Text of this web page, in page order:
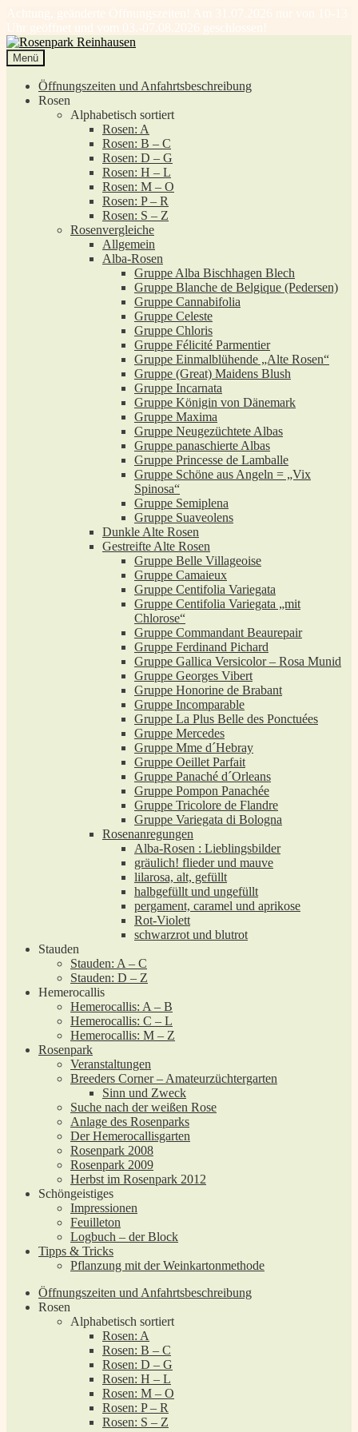
Achtung, geänderte Öffnungszeiten! Am 31.07.2026 nur von 10-13
Uhr geöffnet und vom 03.-07.08.2026 geschlossen!
Zur
Navigation
springen
Zum
Inhalt
springen
Menü
Öffnungszeiten und Anfahrtsbeschreibung
Rosen
Alphabetisch sortiert
Rosen: A
Rosen: B – C
Rosen: D – G
Rosen: H – L
Rosen: M – O
Rosen: P – R
Rosen: S – Z
Rosenvergleiche
Allgemein
Alba-Rosen
Gruppe Alba Bischhagen Blech
Gruppe Blanche de Belgique (Pedersen)
Gruppe Cannabifolia
Gruppe Celeste
Gruppe Chloris
Gruppe Félicité Parmentier
Gruppe Einmalblühende „Alte Rosen“
Gruppe (Great) Maidens Blush
Gruppe Incarnata
Gruppe Königin von Dänemark
Gruppe Maxima
Gruppe Neugezüchtete Albas
Gruppe panaschierte Albas
Gruppe Princesse de Lamballe
Gruppe Schöne aus Angeln = „Vix
Spinosa“
Gruppe Semiplena
Gruppe Suaveolens
Dunkle Alte Rosen
Gestreifte Alte Rosen
Gruppe Belle Villageoise
Gruppe Camaieux
Gruppe Centifolia Variegata
Gruppe Centifolia Variegata „mit
Chlorose“
Gruppe Commandant Beaurepair
Gruppe Ferdinand Pichard
Gruppe Gallica Versicolor – Rosa Munid
Gruppe Georges Vibert
Gruppe Honorine de Brabant
Gruppe Incomparable
Gruppe La Plus Belle des Ponctuées
Gruppe Mercedes
Gruppe Mme d´Hebray
Gruppe Oeillet Parfait
Gruppe Panaché d´Orleans
Gruppe Pompon Panachée
Gruppe Tricolore de Flandre
Gruppe Variegata di Bologna
Rosenanregungen
Alba-Rosen : Lieblingsbilder
gräulich! flieder und mauve
lilarosa, alt, gefüllt
halbgefüllt und ungefüllt
pergament, caramel und aprikose
Rot-Violett
schwarzrot und blutrot
Stauden
Stauden: A – C
Stauden: D – Z
Hemerocallis
Hemerocallis: A – B
Hemerocallis: C – L
Hemerocallis: M – Z
Rosenpark
Veranstaltungen
Breeders Corner – Amateurzüchtergarten
Sinn und Zweck
Suche nach der weißen Rose
Anlage des Rosenparks
Der Hemerocallisgarten
Rosenpark 2008
Rosenpark 2009
Herbst im Rosenpark 2012
Schöngeistiges
Impressionen
Feuilleton
Logbuch – der Block
Tipps & Tricks
Pflanzung mit der Weinkartonmethode
Öffnungszeiten und Anfahrtsbeschreibung
Rosen
Alphabetisch sortiert
Rosen: A
Rosen: B – C
Rosen: D – G
Rosen: H – L
Rosen: M – O
Rosen: P – R
Rosen: S – Z